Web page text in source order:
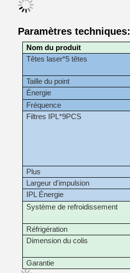
Paramètres techniques:
Nom du produit
Têtes laser*5 têtes
Taille du point
Énergie
Fréquence
Filtres IPL*9PCS
Plus
Largeur d'impulsion
IPL Énergie
Système de refroidissement
Réfrigération
Dimension du colis
Garantie